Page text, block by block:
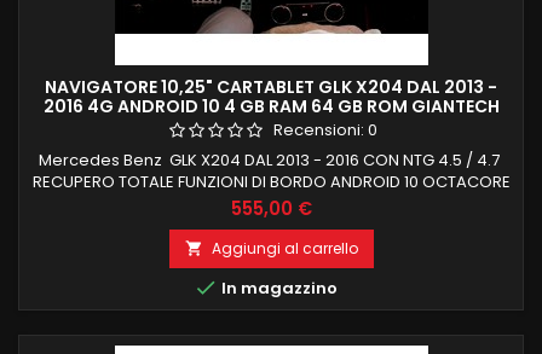
NAVIGATORE 10,25" CARTABLET GLK X204 DAL 2013 -
2016 4G ANDROID 10 4 GB RAM 64 GB ROM GIANTECH
PREMIUMRecensioni: 0
Mercedes Benz GLK X204 DAL 2013 - 2016 CON NTG 4.5 / 4.7
RECUPERO TOTALE FUNZIONI DI BORDO ANDROID 10 OCTACORE
4 GB RAM 64 GB ROM, MANTENIMENTO FUNZIONI DI BORDO
(TUTTE LE FUNZIONI ORIGINALI SCHERMO TOUCHSCREEN IPS
10,25 POLLICI TOUCH WIFI INTEGRATO E FUNZIONE MIRRORING
MENU IN LINGUA ITALIANA NESSUNA MODIFICA X LA
INSTALLAZIONE , TUTTO GIA FORNITO IN...
Prezzo
555,00 €
 Aggiungi al carrello
 In magazzino